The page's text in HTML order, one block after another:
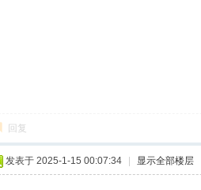
回复
发表于 2025-1-15 00:07:34 显示全部楼层